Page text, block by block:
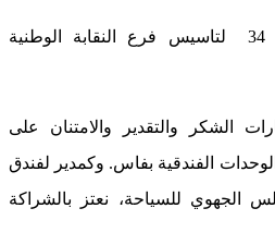
بمناسبة الاحتفال بالذكرى 34 لتاسيس فرع النقابة الوطنية
الشكر والتقدير والامتنان على
الفندقية بفاس. وكمدير لفندق
الجهوي للسياحة، نعتز بالشراكة